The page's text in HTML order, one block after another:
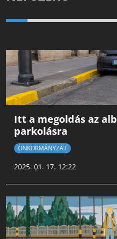
Itt a megoldás az
parkolásra
ÖNKORMÁNYZAT
2025. 01. 17. 12:22